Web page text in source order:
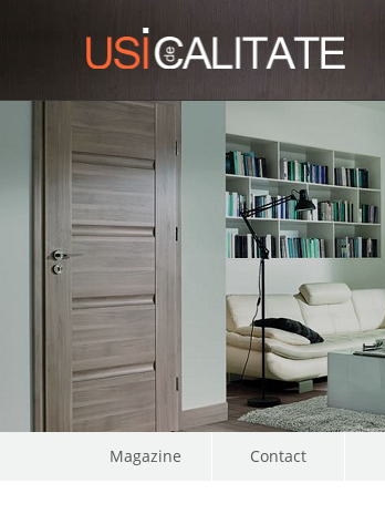
Magazine Contact